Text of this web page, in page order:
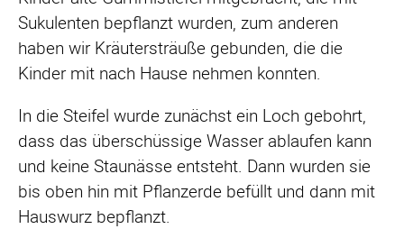
Sukulenten bepflanzt wurden, zum anderen
haben wir Kräutersträuße gebunden, die die
Kinder mit nach Hause nehmen konnten.
In die Steifel wurde zunächst ein Loch gebohrt,
dass das überschüssige Wasser ablaufen kann
und keine Staunässe entsteht. Dann wurden sie
bis oben hin mit Pflanzerde befüllt und dann mit
Hauswurz bepflanzt.